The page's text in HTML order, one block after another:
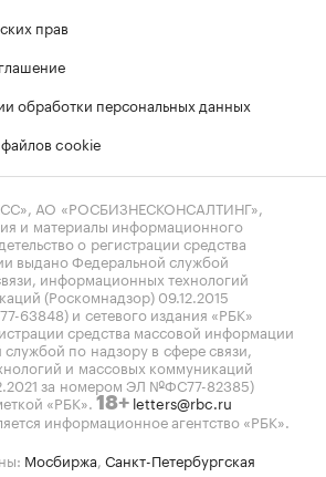
прав
обработки персональных данных
cookie
АО «РОСБИЗНЕСКОНСАЛТИНГ»,
и материалы информационного
о регистрации средства
выдано Федеральной службой
информационных технологий
(Роскомнадзор) 09.12.2015
63848) и сетевого издания «РБК»
средства массовой информации
по надзору в сфере связи,
и массовых коммуникаций
за номером ЭЛ №ФС77-82385)
«РБК». 18+ letters@rbc.ru
информационное агентство «РБК».
Мосбиржа Санкт-Петербургская